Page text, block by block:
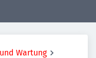
Wartung